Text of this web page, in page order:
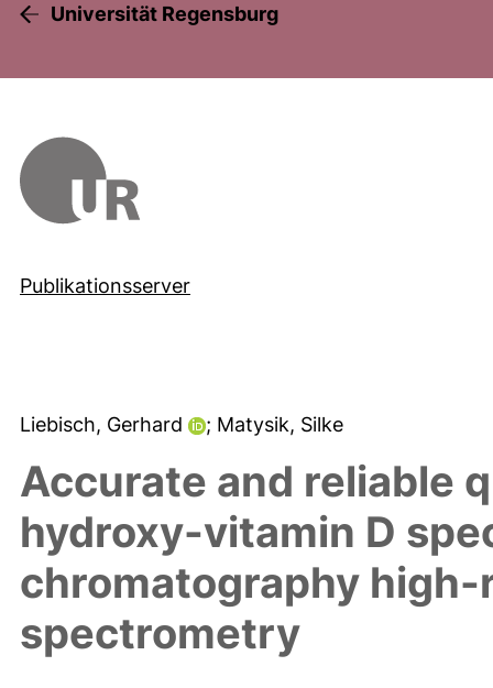
Universität Regensburg
Publikationsserver
Liebisch, Gerhard ; Matysik, Silke
Accurate and reliable
hydroxy-vitamin D
chromatography
spectrometry